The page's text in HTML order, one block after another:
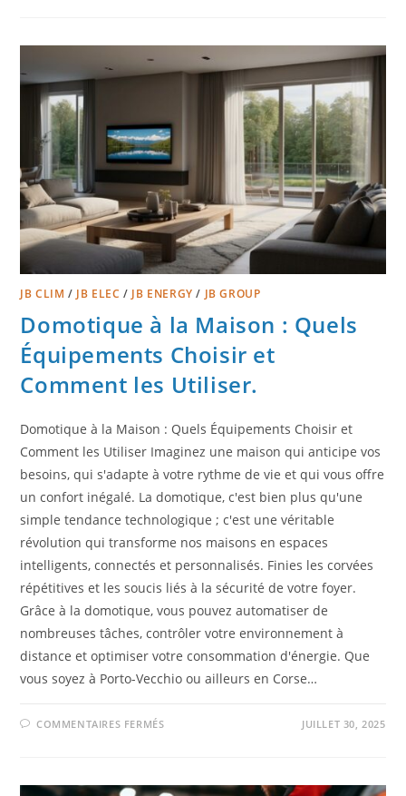
JB CLIM / JB ELEC / JB ENERGY / JB GROUP
Domotique à la Maison : Quels
Équipements Choisir et
Comment les Utiliser.
Domotique à la Maison : Quels Équipements Choisir et
Comment les Utiliser Imaginez une maison qui anticipe vos
besoins, qui s'adapte à votre rythme de vie et qui vous offre
un confort inégalé. La domotique, c'est bien plus qu'une
simple tendance technologique ; c'est une véritable
révolution qui transforme nos maisons en espaces
intelligents, connectés et personnalisés. Finies les corvées
répétitives et les soucis liés à la sécurité de votre foyer.
Grâce à la domotique, vous pouvez automatiser de
nombreuses tâches, contrôler votre environnement à
distance et optimiser votre consommation d'énergie. Que
vous soyez à Porto-Vecchio ou ailleurs en Corse…
COMMENTAIRES FERMÉS JUILLET 30, 2025